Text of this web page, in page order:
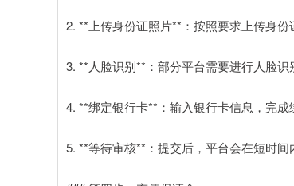
2. **上传身份证照片**：按照要求上传身份
3. **人脸识别**：部分平台需要进行人脸识
4. **绑定银行卡**：输入银行卡信息，完成
5. **等待审核**：提交后，平台会在短时间